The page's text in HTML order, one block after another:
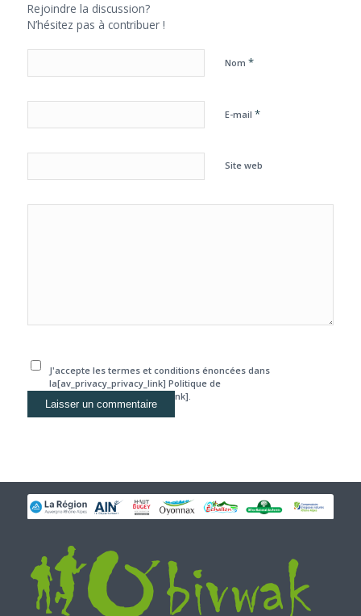
Rejoindre la discussion?
N’hésitez pas à contribuer !
Nom *
E-mail *
Site web
J'accepte les termes et conditions énoncées dans
la[av_privacy_privacy_link] Politique de
confidentialité[/av_privacy_link].